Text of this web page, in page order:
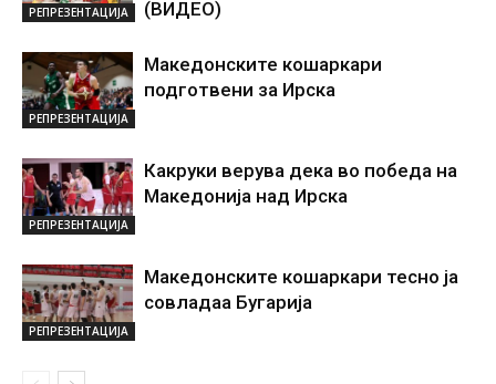
РЕПРЕЗЕНТАЦИЈА
(ВИДЕО)
РЕПРЕЗЕНТАЦИЈА
Македонските кошаркари
подготвени за Ирска
РЕПРЕЗЕНТАЦИЈА
Какруки верува дека во победа на
Македонија над Ирска
РЕПРЕЗЕНТАЦИЈА
Македонските кошаркари тесно ја
совладаа Бугарија